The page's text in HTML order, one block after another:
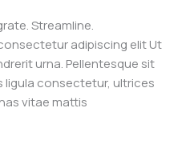
Streamline.
adipiscing elit Ut
urna. Pellentesque sit
ligula consectetur, ultrices
vitae mattis